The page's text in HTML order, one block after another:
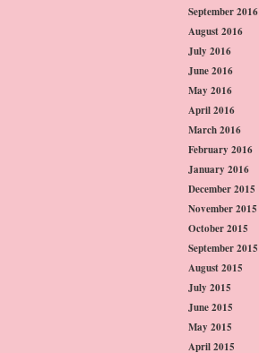
September 2016
August 2016
July 2016
June 2016
May 2016
April 2016
March 2016
February 2016
January 2016
December 2015
November 2015
October 2015
September 2015
August 2015
July 2015
June 2015
May 2015
April 2015